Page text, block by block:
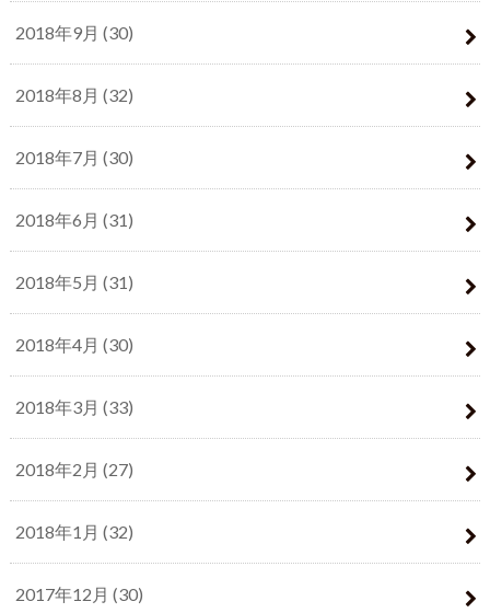
2018年9月 (30)
2018年8月 (32)
2018年7月 (30)
2018年6月 (31)
2018年5月 (31)
2018年4月 (30)
2018年3月 (33)
2018年2月 (27)
2018年1月 (32)
2017年12月 (30)